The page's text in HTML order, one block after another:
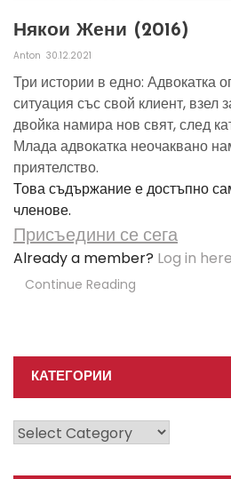
Някои Жени (2016)
Anton 30.12.2021
Три истории в едно: Адвокатка
ситуация със свой клиент,
двойка намира нов свят, след
Млада адвокатка неочаквано
приятелство.
Това съдържание е достъпно
членове.
Присъедини се сега
Already a member? Log in here
Continue Reading
КАТЕГОРИИ
Категории